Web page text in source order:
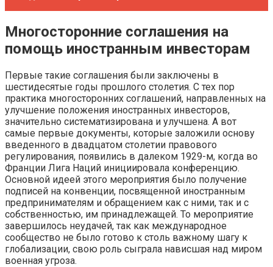
Многосторонние соглашения на
помощь иностранным инвесторам
Первые такие соглашения были заключены в
шестидесятые годы прошлого столетия. С тех пор
практика многосторонних соглашений, направленных на
улучшение положения иностранных инвесторов,
значительно систематизирована и улучшена. А вот
самые первые документы, которые заложили основу
введенного в двадцатом столетии правового
регулирования, появились в далеком 1929-м, когда во
Франции Лига Наций инициировала конференцию.
Основной идеей этого мероприятия было получение
подписей на конвенции, посвященной иностранным
предпринимателям и обращением как с ними, так и с
собственностью, им принадлежащей. То мероприятие
завершилось неудачей, так как международное
сообщество не было готово к столь важному шагу к
глобализации, свою роль сыграла нависшая над миром
военная угроза.